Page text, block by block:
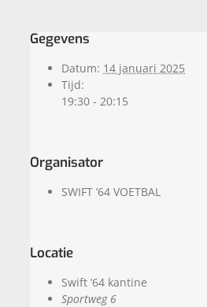
Gegevens
Datum: 14 januari 2025
Tijd:
19:30 - 20:15
Organisator
SWIFT ’64 VOETBAL
Locatie
Swift ’64 kantine
Sportweg 6